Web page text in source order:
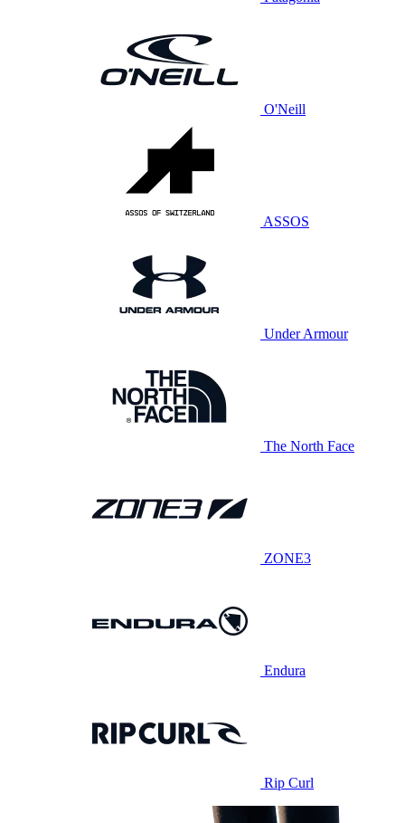
O'Neill
ASSOS
Under Armour
The North Face
ZONE3
Endura
Rip Curl